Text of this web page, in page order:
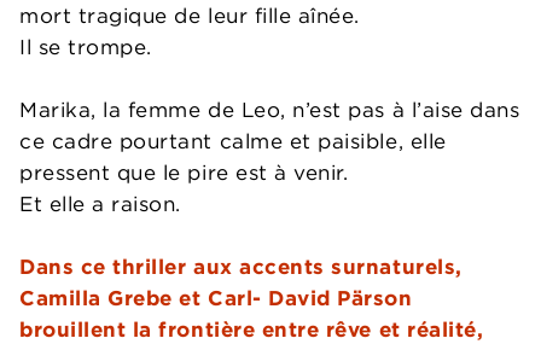
mort tragique de leur fille aînée.
Il se trompe.
Marika, la femme de Leo, n’est pas à l’aise dans
ce cadre pourtant calme et paisible, elle
pressent que le pire est à venir.
Et elle a raison.
Dans ce thriller aux accents surnaturels,
Camilla Grebe et Carl- David Pärson
brouillent la frontière entre rêve et réalité,